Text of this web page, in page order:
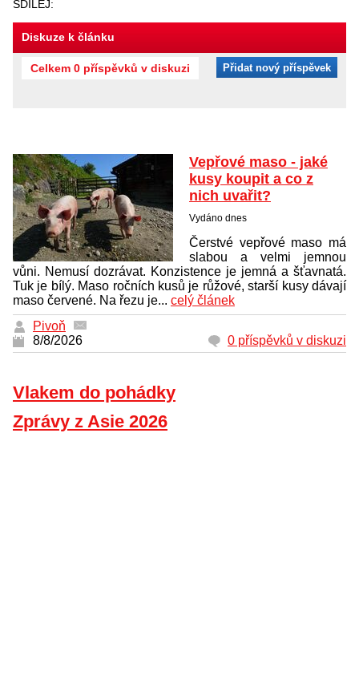
SDÍLEJ:
Diskuze k článku
Celkem 0 příspěvků v diskuzi Přidat nový příspěvek
Vepřové maso - jaké
kusy koupit a co z
nich uvařit?
Vydáno dnes
Čerstvé vepřové maso má
slabou a velmi jemnou
vůni. Nemusí dozrávat. Konzistence je jemná a šťavnatá.
Tuk je bílý. Maso ročních kusů je růžové, starší kusy dávají
maso červené. Na řezu je... celý článek
Pivoň
8/8/2026
0 příspěvků v diskuzi
Vlakem do pohádky
Zprávy z Asie 2026